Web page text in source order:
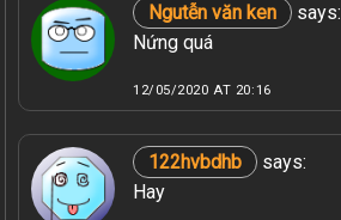
Ngutễn văn ken
says:
Nứng quá
12/05/2020 AT 20:16
122hvbdhb
says:
Hay